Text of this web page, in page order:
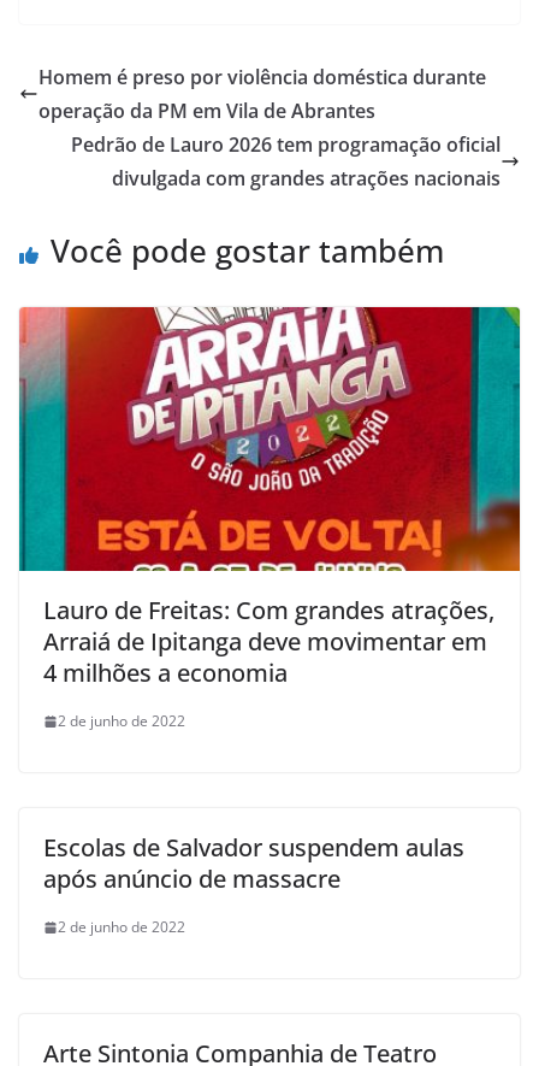
s
A
p
e
b
o
o
l e
Homem é preso por violência doméstica durante
operação da PM em Vila de Abrantes
Pedrão de Lauro 2026 tem programação oficial
divulgada com grandes atrações nacionais
Você pode gostar também
Lauro de Freitas: Com grandes atrações,
Arraiá de Ipitanga deve movimentar em
4 milhões a economia
2 de junho de 2022
Escolas de Salvador suspendem aulas
após anúncio de massacre
2 de junho de 2022
Arte Sintonia Companhia de Teatro